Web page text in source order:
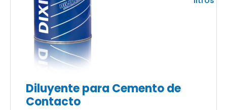
Diluyente para Cemento de
Contacto